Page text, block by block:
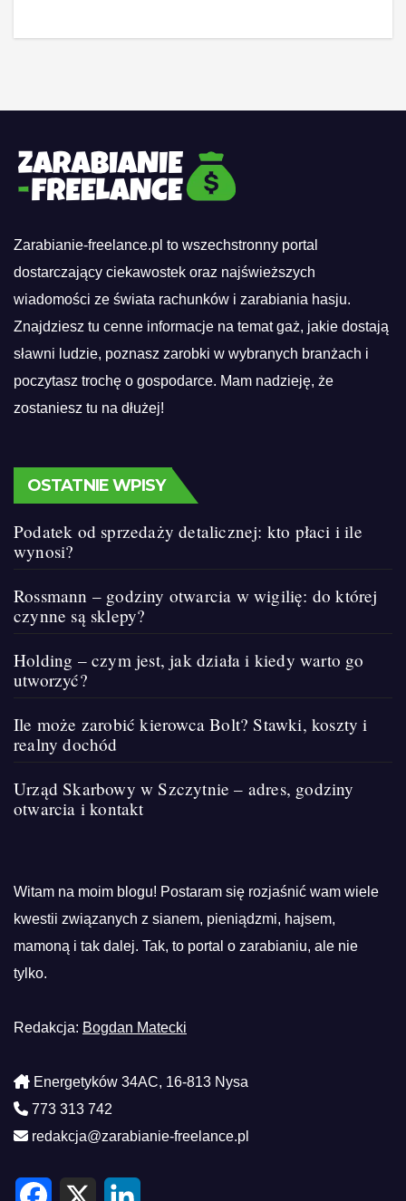
Zarabianie-freelance.pl to wszechstronny portal
dostarczający ciekawostek oraz najświeższych
wiadomości ze świata rachunków i zarabiania hasju.
Znajdziesz tu cenne informacje na temat gaż, jakie dostają
sławni ludzie, poznasz zarobki w wybranych branżach i
poczytasz trochę o gospodarce. Mam nadzieję, że
zostaniesz tu na dłużej!
OSTATNIE WPISY
Podatek od sprzedaży detalicznej: kto płaci i ile
wynosi?
Rossmann – godziny otwarcia w wigilię: do której
czynne są sklepy?
Holding – czym jest, jak działa i kiedy warto go
utworzyć?
Ile może zarobić kierowca Bolt? Stawki, koszty i
realny dochód
Urząd Skarbowy w Szczytnie – adres, godziny
otwarcia i kontakt
Witam na moim blogu! Postaram się rozjaśnić wam wiele
kwestii związanych z sianem, pieniądzmi, hajsem,
mamoną i tak dalej. Tak, to portal o zarabianiu, ale nie
tylko.
Redakcja: Bogdan Matecki
Energetyków 34AC, 16-813 Nysa
773 313 742
redakcja@zarabianie-freelance.pl
F
X